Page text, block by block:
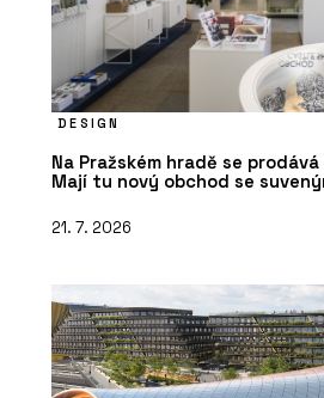
DESIGN
Na Pražském hradě se
Mají tu nový obchod se
21. 7. 2026